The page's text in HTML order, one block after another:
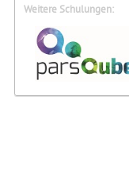
Weitere Schulungen: